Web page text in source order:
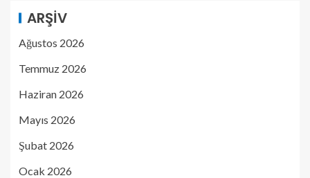
ARŞIV
Ağustos 2026
Temmuz 2026
Haziran 2026
Mayıs 2026
Şubat 2026
Ocak 2026